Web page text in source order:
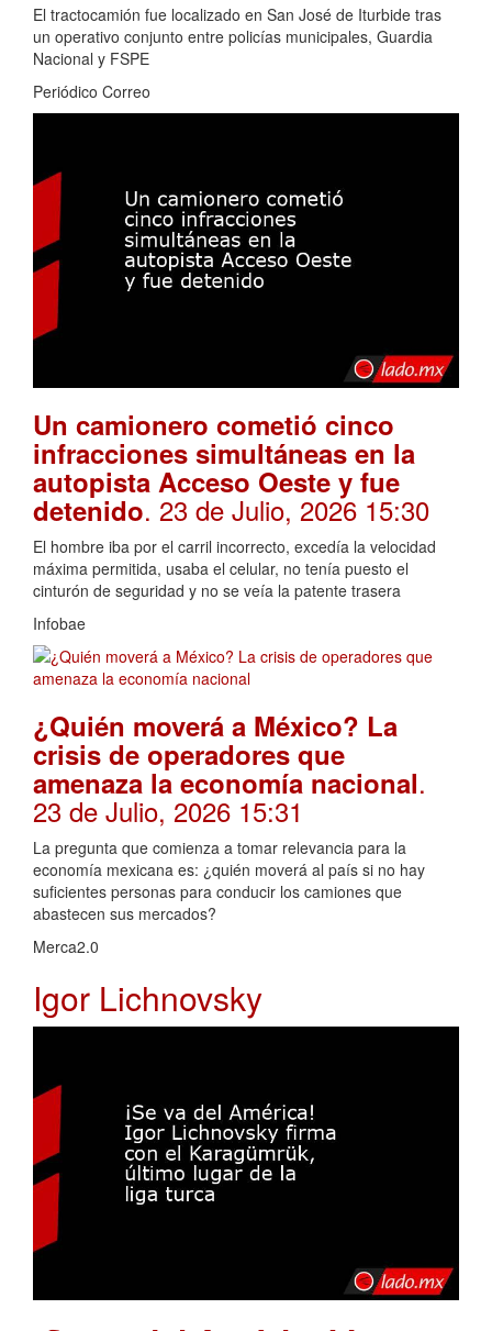
El tractocamión fue localizado en San José de Iturbide tras
un operativo conjunto entre policías municipales, Guardia
Nacional y FSPE
Periódico Correo
Un camionero cometió cinco
infracciones simultáneas en la
autopista Acceso Oeste y fue
detenido. 23 de Julio, 2026 15:30
El hombre iba por el carril incorrecto, excedía la velocidad
máxima permitida, usaba el celular, no tenía puesto el
cinturón de seguridad y no se veía la patente trasera
Infobae
¿Quién moverá a México? La
crisis de operadores que
amenaza la economía nacional.
23 de Julio, 2026 15:31
La pregunta que comienza a tomar relevancia para la
economía mexicana es: ¿quién moverá al país si no hay
suficientes personas para conducir los camiones que
abastecen sus mercados?
Merca2.0
Igor Lichnovsky